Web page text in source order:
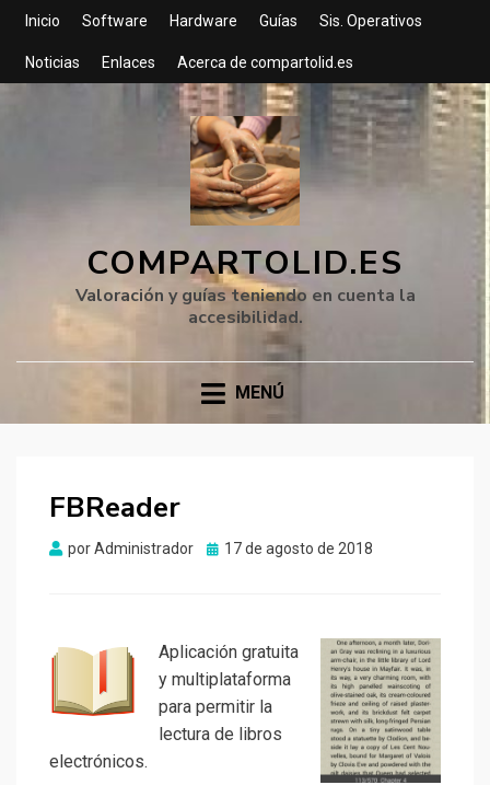
Inicio Software Hardware Guías Sis. Operativos
Noticias Enlaces Acerca de compartolid.es
COMPARTOLID.ES
Valoración y guías teniendo en cuenta la
accesibilidad.
MENÚ
FBReader
porAdministrador
Publicado
17 de agosto de 2018
Aplicación gratuita
y multiplataforma
para permitir la
lectura de libros
electrónicos.